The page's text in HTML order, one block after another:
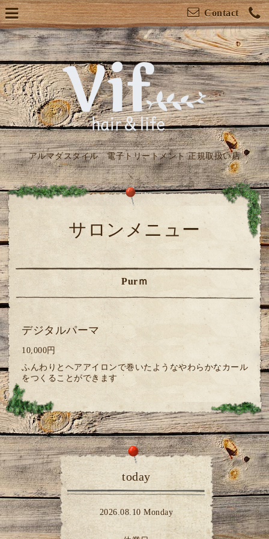
Contact
アルマダスタイル 電子トリートメント 正規取扱い店
サロンメニュー
Purｍ
デジタルパーマ
10,000円
ふんわりとヘアアイロンで巻いたようなやわらかなカール
をつくることができます
today
2026.08.10 Monday